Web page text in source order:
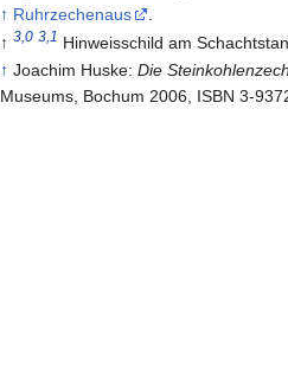
↑ Ruhrzechenaus
.
↑ 3,0 3,1 Hinweisschild am
↑ Joachim Huske: Die
Museums, Bochum 2006, ISBN 3-